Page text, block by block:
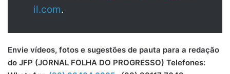
il.com.
Envie vídeos, fotos e sugestões de pauta para a redação
do JFP (JORNAL FOLHA DO PROGRESSO) Telefones: